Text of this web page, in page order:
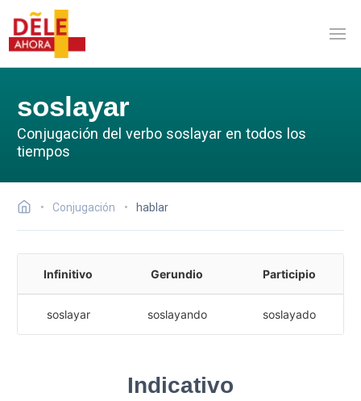
soslayar
Conjugación del verbo soslayar en todos los
tiempos
Conjugación hablar
Infinitivo Gerundio Participio
soslayar soslayando soslayado
Indicativo